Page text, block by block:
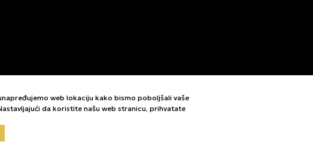
web lokaciju kako bismo poboljšali vaše
da koristite našu web stranicu, prihvatate